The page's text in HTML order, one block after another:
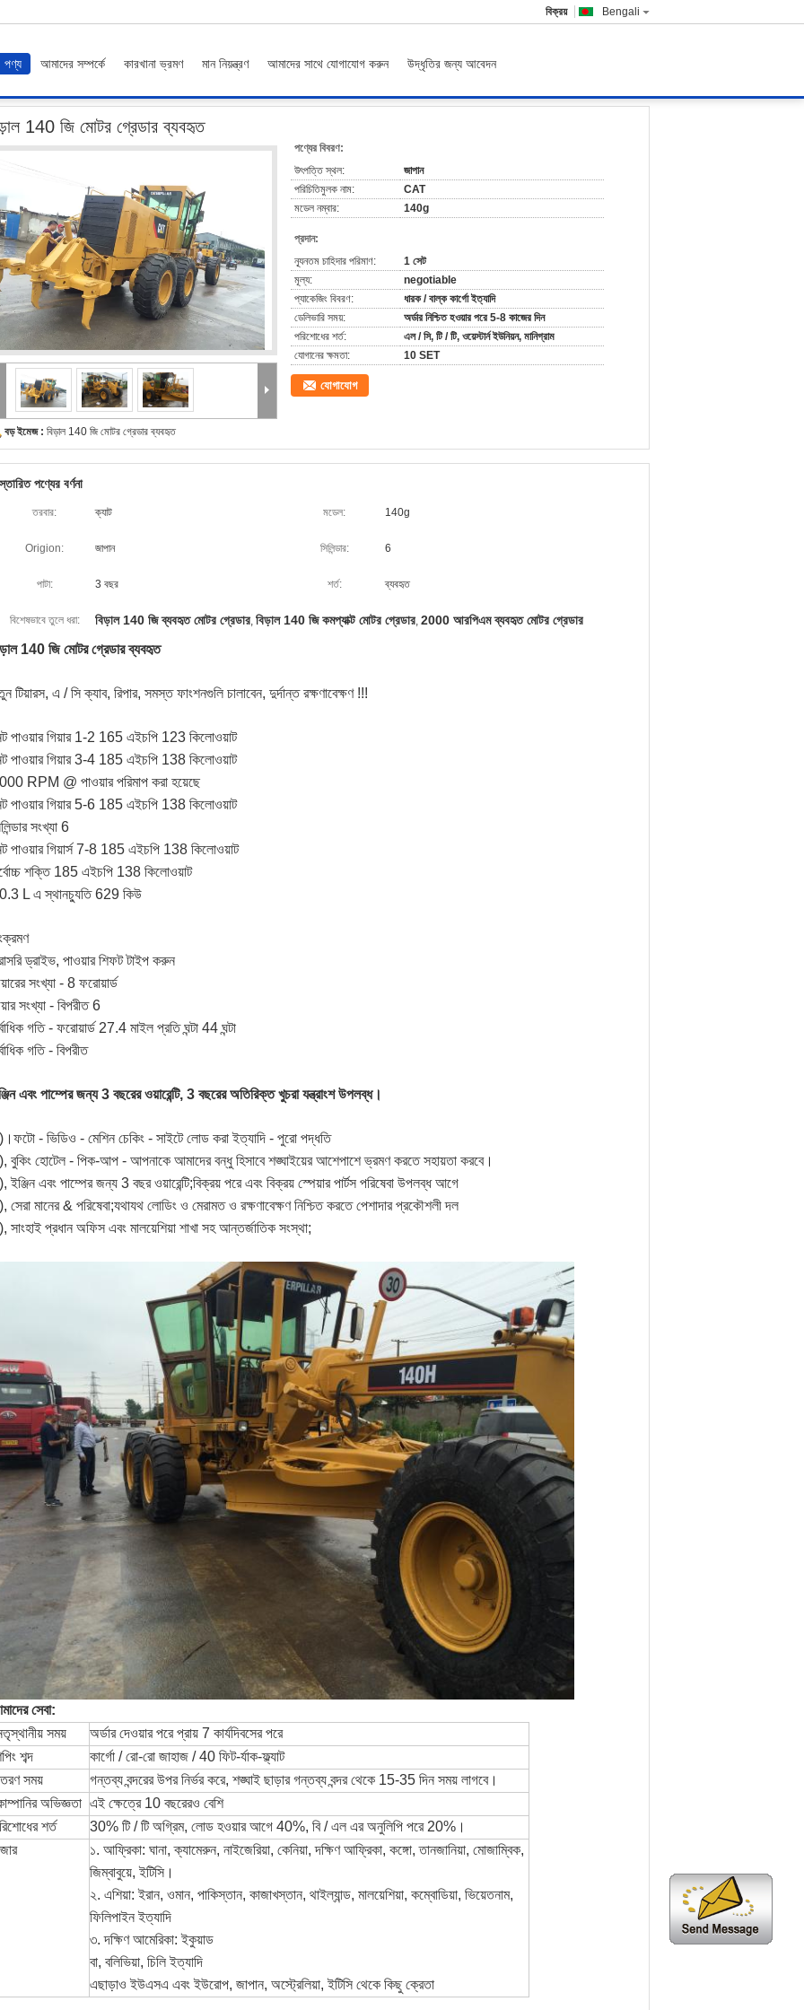
Bengali
বিক্রয়
পণ্য আমাদের সম্পর্কে কারখানা ভ্রমণ মান নিয়ন্ত্রণ আমাদের সাথে যোগাযোগ করুন উদ্ধৃতির জন্য আবেদন
140 জি মোটর গ্রেডার ব্যবহৃত
বড় ইমেজ : বিড়াল 140 জি মোটর গ্রেডার ব্যবহৃত
পণ্যের বিবরণ:
উৎপত্তি স্থল:
জাপান
পরিচিতিমুলক নাম:
CAT
মডেল নম্বার:
140g
প্রদান:
ন্যূনতম চাহিদার পরিমাণ:
1 সেট
মূল্য:
negotiable
প্যাকেজিং বিবরণ:
ধারক / বাল্ক কার্গো ইত্যাদি
ডেলিভারি সময়:
অর্ডার নিশ্চিত হওয়ার পরে 5-8 কাজের দিন
পরিশোধের শর্ত:
এল / সি, টি / টি, ওয়েস্টার্ন ইউনিয়ন, মানিগ্রাম
যোগানের ক্ষমতা:
10 SET
যোগাযোগ
পণ্যের বর্ণনা
তরবার: ক্যাট মডেল: 140g
Origion: জাপান সিলিন্ডার: 6
পাটা: 3 বছর শর্ত: ব্যবহৃত
বিশেষভাবে তুলে ধরা: বিড়াল 140 জি ব্যবহৃত মোটর গ্রেডার, বিড়াল 140 জি কমপ্যাক্ট মোটর গ্রেডার, 2000 আরপিএম ব্যবহৃত মোটর গ্রেডার
140 জি মোটর গ্রেডার ব্যবহৃত
টিয়ারস, এ / সি ক্যাব, রিপার, সমস্ত ফাংশনগুলি চালাবেন, দুর্দান্ত রক্ষণাবেক্ষণ !!!
পাওয়ার গিয়ার 1-2 165 এইচপি 123 কিলোওয়াট
পাওয়ার গিয়ার 3-4 185 এইচপি 138 কিলোওয়াট
RPM @ পাওয়ার পরিমাপ করা হয়েছে
পাওয়ার গিয়ার 5-6 185 এইচপি 138 কিলোওয়াট
সংখ্যা 6
পাওয়ার গিয়ার্স 7-8 185 এইচপি 138 কিলোওয়াট
শক্তি 185 এইচপি 138 কিলোওয়াট
L এ স্থানচ্যুতি 629 কিউ
ড্রাইভ, পাওয়ার শিফট টাইপ করুন
সংখ্যা - 8 ফরোয়ার্ড
সংখ্যা - বিপরীত 6
গতি - ফরোয়ার্ড 27.4 মাইল প্রতি ঘন্টা 44 ঘন্টা
গতি - বিপরীত
এবং পাম্পের জন্য 3 বছরের ওয়ারেন্টি, 3 বছরের অতিরিক্ত খুচরা যন্ত্রাংশ উপলব্ধ।
- ভিডিও - মেশিন চেকিং - সাইটে লোড করা ইত্যাদি - পুরো পদ্ধতি
বুকিং হোটেল - পিক-আপ - আপনাকে আমাদের বন্ধু হিসাবে শঙ্ঘাইয়ের আশেপাশে ভ্রমণ করতে সহায়তা করবে।
ইঞ্জিন এবং পাম্পের জন্য 3 বছর ওয়ারেন্টি;বিক্রয় পরে এবং বিক্রয় স্পেয়ার পার্টস পরিষেবা উপলব্ধ আগে
সেরা মানের & পরিষেবা;যথাযথ লোডিং ও মেরামত ও রক্ষণাবেক্ষণ নিশ্চিত করতে পেশাদার প্রকৌশলী দল
সাংহাই প্রধান অফিস এবং মালয়েশিয়া শাখা সহ আন্তর্জাতিক সংস্থা;
সেবা:
সময়
অর্ডার দেওয়ার পরে প্রায় 7 কার্যদিবসের পরে
শব্দ
কার্গো / রো-রো জাহাজ / 40 ফিট-র্যাক-ফ্ল্যাট
সময়
গন্তব্য বন্দরের উপর নির্ভর করে, শঙ্ঘাই ছাড়ার গন্তব্য বন্দর থেকে 15-35 দিন সময় লাগবে।
অভিজ্ঞতা এই ক্ষেত্রে 10 বছরেরও বেশি
শর্ত
30% টি / টি অগ্রিম, লোড হওয়ার আগে 40%, বি / এল এর অনুলিপি পরে 20%।
১. আফ্রিকা: ঘানা, ক্যামেরুন, নাইজেরিয়া, কেনিয়া, দক্ষিণ আফ্রিকা, কঙ্গো, তানজানিয়া, মোজাম্বিক,
জিম্বাবুয়ে, ইটিসি।
২. এশিয়া: ইরান, ওমান, পাকিস্তান, কাজাখস্তান, থাইল্যান্ড, মালয়েশিয়া, কম্বোডিয়া, ভিয়েতনাম,
ফিলিপাইন ইত্যাদি
৩. দক্ষিণ আমেরিকা: ইকুয়াড
বা, বলিভিয়া, চিলি ইত্যাদি
এছাড়াও ইউএসএ এবং ইউরোপ, জাপান, অস্ট্রেলিয়া, ইটিসি থেকে কিছু ক্রেতা